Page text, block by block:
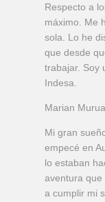
Respecto a
máximo. Me
sola. Lo he
que desde
trabajar. Soy
Indesa.
Marian Murua
Mi gran
empecé en
lo estaban
aventura que
a cumplir mi